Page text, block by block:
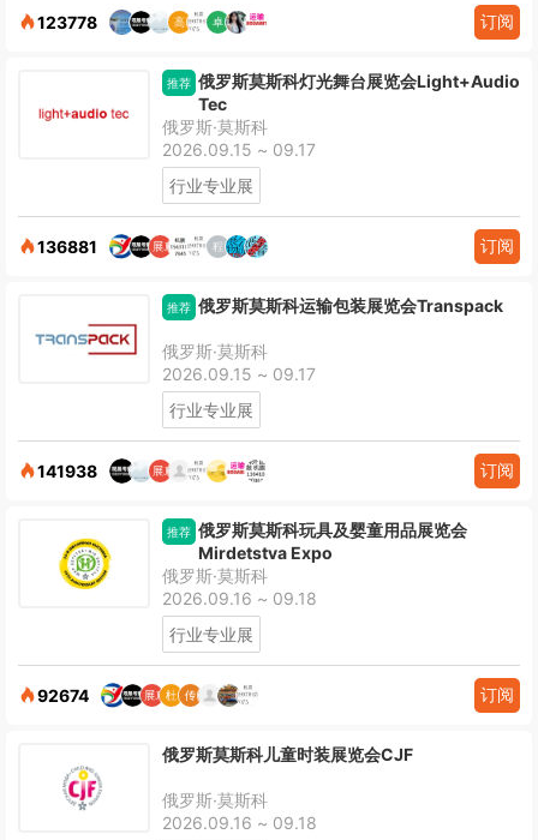
123778 订阅
推荐 俄罗斯莫斯科灯光舞台展览会Light+Audio
Tec
俄罗斯·莫斯科
2026.09.15 ~ 09.17
行业专业展
136881 订阅
推荐 俄罗斯莫斯科运输包装展览会Transpack
俄罗斯·莫斯科
2026.09.15 ~ 09.17
行业专业展
141938 订阅
推荐 俄罗斯莫斯科玩具及婴童用品展览会
Mirdetstva Expo
俄罗斯·莫斯科
2026.09.16 ~ 09.18
行业专业展
92674 订阅
俄罗斯莫斯科儿童时装展览会CJF
俄罗斯·莫斯科
2026.09.16 ~ 09.18